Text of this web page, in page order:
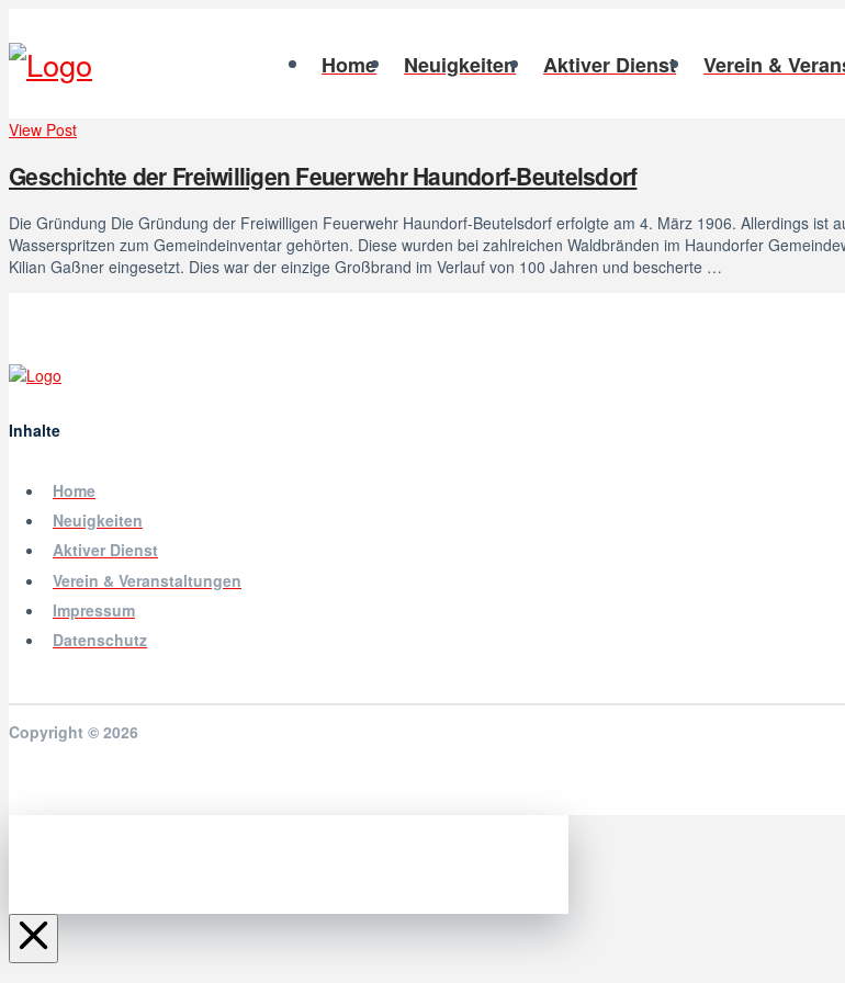
Home Neuigkeiten Aktiver Dienst Verein &
View Post
Geschichte der Freiwilligen Feuerwehr Haundorf-Beutelsdorf
Die Gründung Die Gründung der Freiwilligen Feuerwehr Haundorf-Beutelsdorf erfolgte am 4. März 1906. Allerdings ist
Wasserspritzen zum Gemeindeinventar gehörten. Diese wurden bei zahlreichen Waldbränden im Haundorfer
Kilian Gaßner eingesetzt. Dies war der einzige Großbrand im Verlauf von 100 Jahren und bescherte …
Inhalte
Home
Neuigkeiten
Aktiver Dienst
Verein & Veranstaltungen
Impressum
Datenschutz
Copyright © 2026